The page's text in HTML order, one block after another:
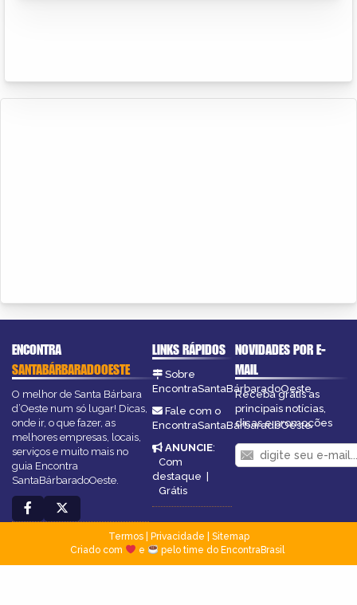
ENCONTRA
SANTABÁRBARADOOESTE
O melhor de Santa Bárbara
d’Oeste num só lugar! Dicas,
onde ir, o que fazer, as
melhores empresas, locais,
serviços e muito mais no
guia Encontra
SantaBárbaradoOeste.
LINKS RÁPIDOS
Sobre
EncontraSantaBárbaradoOeste
Fale com o
EncontraSantaBárbaradoOeste
ANUNCIE:
Com
destaque |
Grátis
NOVIDADES POR E-
MAIL
Receba grátis as
principais notícias,
dicas e promoções
Termos| Privacidade
Sitemap
Criado com
e pelo time do EncontraBrasil